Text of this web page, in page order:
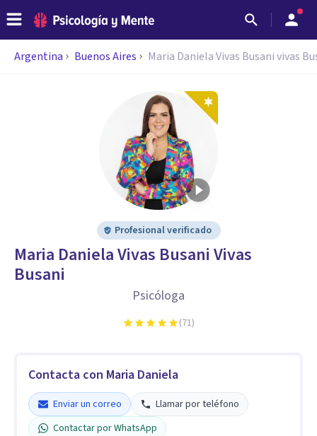
Argentina Buenos Aires Maria Daniela Vivas Busani vivas
Profesional verificado
Maria Daniela Vivas Busani Vivas
Busani
Psicóloga
(71)
Contacta con Maria Daniela
Enviar un correo
Llamar por teléfono
Contactar por WhatsApp